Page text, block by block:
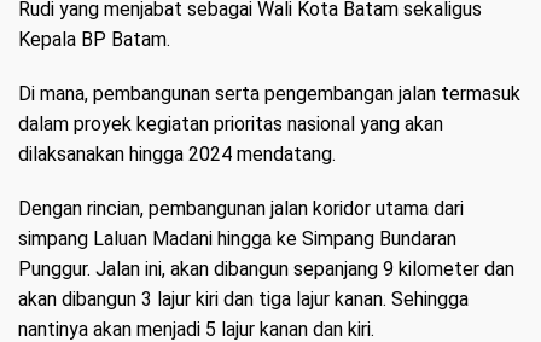
Rudi yang menjabat sebagai Wali Kota Batam sekaligus
Kepala BP Batam.
Di mana, pembangunan serta pengembangan jalan termasuk
dalam proyek kegiatan prioritas nasional yang akan
dilaksanakan hingga 2024 mendatang.
Dengan rincian, pembangunan jalan koridor utama dari
simpang Laluan Madani hingga ke Simpang Bundaran
Punggur. Jalan ini, akan dibangun sepanjang 9 kilometer dan
akan dibangun 3 lajur kiri dan tiga lajur kanan. Sehingga
nantinya akan menjadi 5 lajur kanan dan kiri.